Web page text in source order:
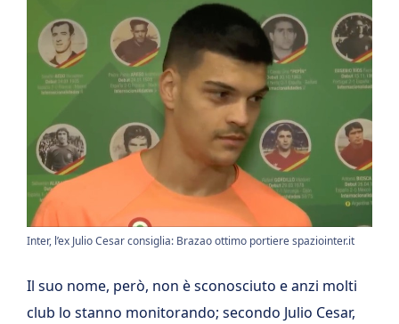
Inter, l’ex Julio Cesar consiglia: Brazao ottimo portiere spaziointer.it
Il suo nome, però, non è sconosciuto e anzi molti
club lo stanno monitorando; secondo Julio Cesar,